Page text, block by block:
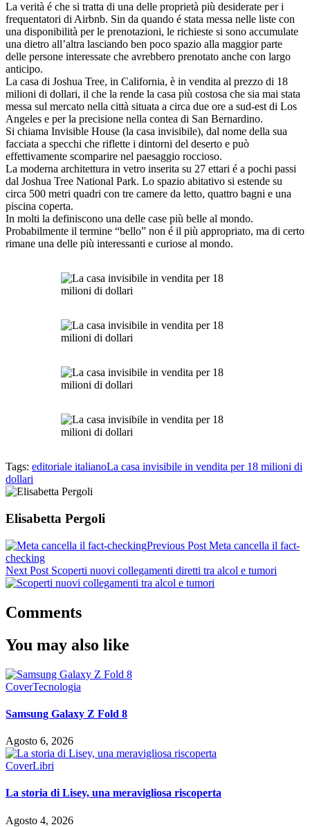
La verità é che si tratta di una delle proprietà più desiderate per i
frequentatori di Airbnb. Sin da quando é stata messa nelle liste con
una disponibilità per le prenotazioni, le richieste si sono accumulate
una dietro all’altra lasciando ben poco spazio alla maggior parte
delle persone interessate che avrebbero prenotato anche con largo
anticipo.
La casa di Joshua Tree, in California, è in vendita al prezzo di 18
milioni di dollari, il che la rende la casa più costosa che sia mai stata
messa sul mercato nella città situata a circa due ore a sud-est di Los
Angeles e per la precisione nella contea di San Bernardino.
Si chiama Invisible House (la casa invisibile), dal nome della sua
facciata a specchi che riflette i dintorni del deserto e può
effettivamente scomparire nel paesaggio roccioso.
La moderna architettura in vetro inserita su 27 ettari é a pochi passi
dal Joshua Tree National Park. Lo spazio abitativo si estende su
circa 500 metri quadri con tre camere da letto, quattro bagni e una
piscina coperta.
In molti la definiscono una delle case più belle al mondo.
Probabilmente il termine “bello” non é il più appropriato, ma di certo
rimane una delle più interessanti e curiose al mondo.
Tags: editoriale italianoLa casa invisibile in vendita per 18 milioni di
dollari
Elisabetta Pergoli
Previous Post Meta cancella il fact-
checking
Next Post Scoperti nuovi collegamenti diretti tra alcol e tumori
Comments
You may also like
CoverTecnologia
Samsung Galaxy Z Fold 8
Agosto 6, 2026
CoverLibri
La storia di Lisey, una meravigliosa riscoperta
Agosto 4, 2026